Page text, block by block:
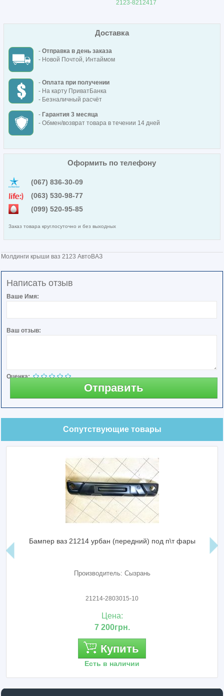
2123-8212417
Доставка
- Отправка в день заказа
- Новой Почтой, Интаймом
- Оплата при получении
- На карту ПриватБанка
- Безналичный расчёт
- Гарантия 3 месяца
- Обмен/возврат товара в течении 14 дней
Оформить по телефону
(067) 836-30-09
(063) 530-98-77
(099) 520-95-85
Заказ товара круглосуточно и без выходных
Молдинги крыши ваз 2123 АвтоВАЗ
Написать отзыв
Ваше Имя:
Ваш отзыв:
Оценка:
Отправить
Сопутствующие товары
Бампер ваз 21214 урбан (передний) под п\т фары
Производитель: Сызрань
21214-2803015-10
Цена:
7 200грн.
Купить
Есть в наличии